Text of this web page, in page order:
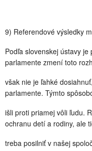
9) Referendové výsledky
Podľa slovenskej ústavy
parlamente zmení toto
však nie je ľahké
parlamente. Týmto
išli proti priamej vôli ľudu.
ochranu detí a rodiny, ale
treba posilniť v našej